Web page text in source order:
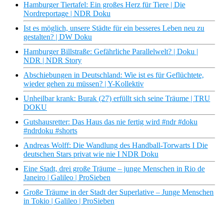
Hamburger Tiertafel: Ein großes Herz für Tiere | Die
Nordreportage | NDR Doku
Ist es möglich, unsere Städte für ein besseres Leben neu zu
gestalten? | DW Doku
Hamburger Billstraße: Gefährliche Parallelwelt? | Doku |
NDR | NDR Story
Abschiebungen in Deutschland: Wie ist es für Geflüchtete,
wieder gehen zu müssen? | Y-Kollektiv
Unheilbar krank: Burak (27) erfüllt sich seine Träume | TRU
DOKU
Gutshausretter: Das Haus das nie fertig wird #ndr #doku
#ndrdoku #shorts
Andreas Wolff: Die Wandlung des Handball-Torwarts I Die
deutschen Stars privat wie nie I NDR Doku
Eine Stadt, drei große Träume – junge Menschen in Rio de
Janeiro | Galileo | ProSieben
Große Träume in der Stadt der Superlative – Junge Menschen
in Tokio | Galileo | ProSieben